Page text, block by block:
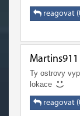
reagovat
Martins911
Ty ostrovy
lokace
reagovat